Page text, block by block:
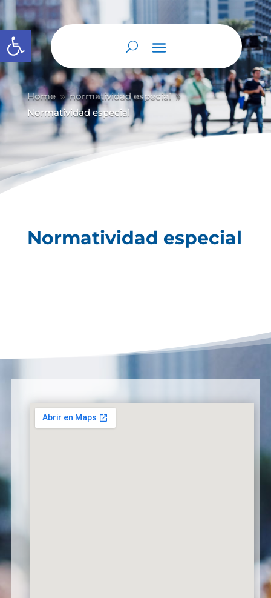
Abrir barra de herramientas
Home 9 normatividad especial 9
Normatividad especial
Normatividad especial